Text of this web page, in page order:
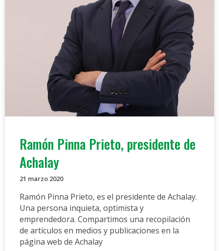
Ramón Pinna Prieto, presidente de
Achalay
21 marzo 2020
Ramón Pinna Prieto, es el presidente de Achalay.
Una persona inquieta, optimista y
emprendedora. Compartimos una recopilación
de artículos en medios y publicaciones en la
página web de Achalay